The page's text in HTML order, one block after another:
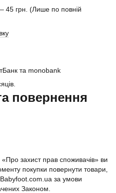
45 грн. (Лише по повній
та monobank
повернення
захист прав споживачів» ви
покупки повернути товари,
Babyfoot.com.ua за умови
Законом.